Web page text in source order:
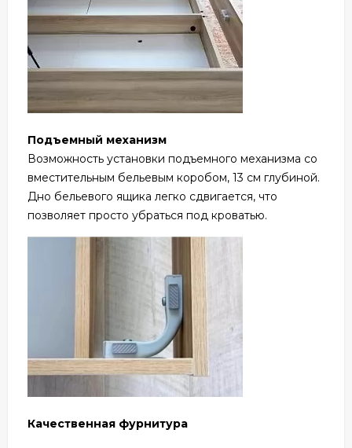
Подъемный механизм
Возможность установки подъемного механизма со
вместительным бельевым коробом, 13 см глубиной.
Дно бельевого ящика легко сдвигается, что
позволяет просто убраться под кроватью.
Качественная фурнитура